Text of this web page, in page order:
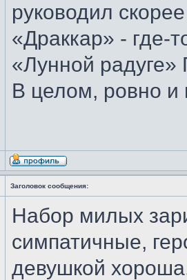
руководил
«Драккар» - где-
«Лунной радуге»
В целом, ровно и
Заголовок сообщения:
Набор милых
симпатичные,
девушкой